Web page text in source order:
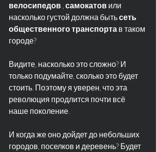
велосипедов , самокатов или
насколько густой должна быть сеть
общественного транспорта в таком
городе?
Видите, насколько это сложно? И
только подумайте, сколько это будет
стоить. Поэтому я уверен, что эта
революция продлится почти всё
наше поколение.
И когда же оно дойдет до небольших
городов, поселков и деревень? Будет